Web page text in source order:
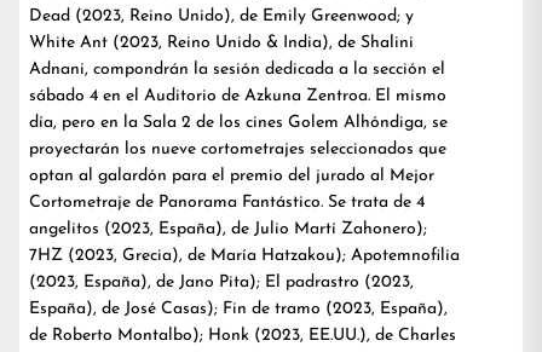
Dead (2023, Reino Unido), de Emily Greenwood; y
White Ant (2023, Reino Unido & India), de Shalini
Adnani, compondrán la sesión dedicada a la sección el
sábado 4 en el Auditorio de Azkuna Zentroa. El mismo
día, pero en la Sala 2 de los cines Golem Alhóndiga, se
proyectarán los nueve cortometrajes seleccionados que
optan al galardón para el premio del jurado al Mejor
Cortometraje de Panorama Fantástico. Se trata de 4
angelitos (2023, España), de Julio Martí Zahonero);
7HZ (2023, Grecia), de María Hatzakou); Apotemnofilia
(2023, España), de Jano Pita); El padrastro (2023,
España), de José Casas); Fin de tramo (2023, España),
de Roberto Montalbo); Honk (2023, EE.UU.), de Charles